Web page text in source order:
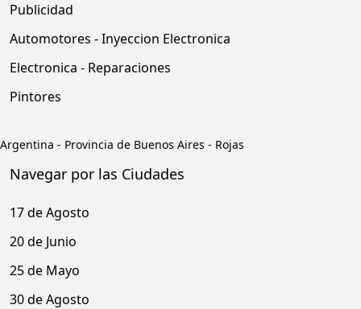
Publicidad
Automotores - Inyeccion Electronica
Electronica - Reparaciones
Pintores
Argentina - Provincia de Buenos Aires - Rojas
Navegar por las Ciudades
17 de Agosto
20 de Junio
25 de Mayo
30 de Agosto